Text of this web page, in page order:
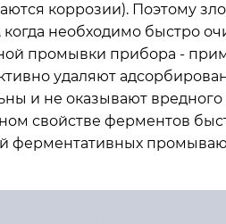
коррозии). Поэтому
когда необходимо быстро
промывки прибора -
удаляют
и не оказывают
свойстве ферментов
ферментативных